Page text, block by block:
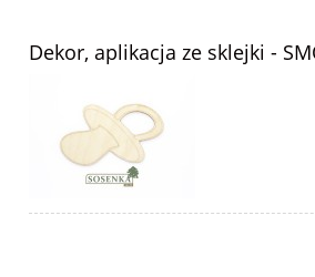
Dekor, aplikacja ze sklejki -